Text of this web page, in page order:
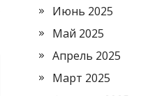
Июнь 2025
Май 2025
Апрель 2025
Март 2025